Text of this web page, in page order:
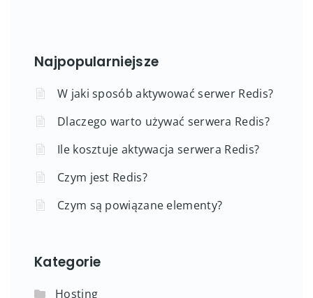
Najpopularniejsze
W jaki sposób aktywować serwer Redis?
Dlaczego warto używać serwera Redis?
Ile kosztuje aktywacja serwera Redis?
Czym jest Redis?
Czym są powiązane elementy?
Kategorie
Hosting